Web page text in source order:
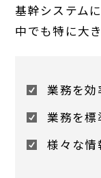
基幹システム
中でも特に大
業務を効
業務を標
様々な情